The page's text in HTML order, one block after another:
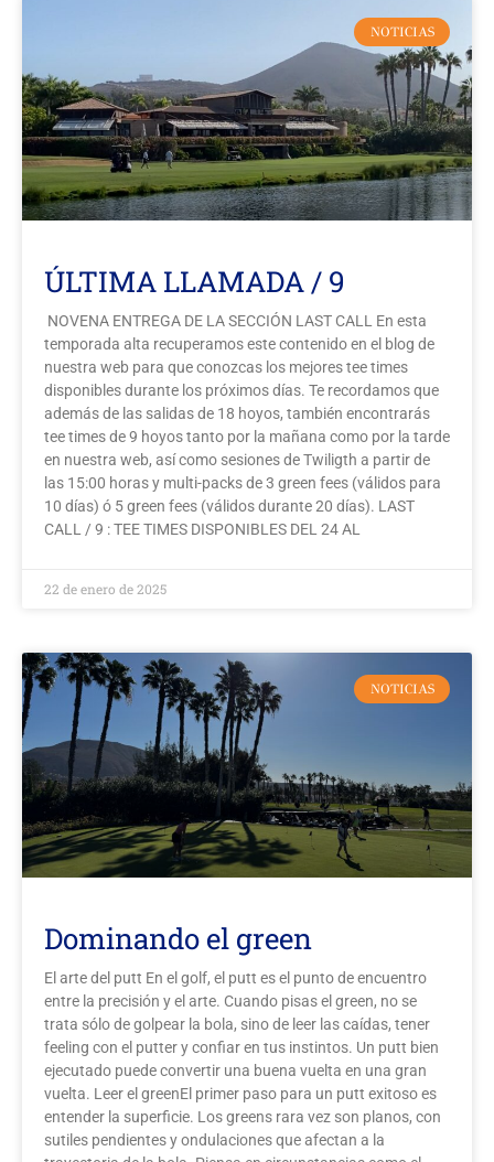
NOTICIAS
ÚLTIMA LLAMADA / 9
NOVENA ENTREGA DE LA SECCIÓN LAST CALL En esta
temporada alta recuperamos este contenido en el blog de
nuestra web para que conozcas los mejores tee times
disponibles durante los próximos días. Te recordamos que
además de las salidas de 18 hoyos, también encontrarás
tee times de 9 hoyos tanto por la mañana como por la tarde
en nuestra web, así como sesiones de Twiligth a partir de
las 15:00 horas y multi-packs de 3 green fees (válidos para
10 días) ó 5 green fees (válidos durante 20 días). LAST
CALL / 9 : TEE TIMES DISPONIBLES DEL 24 AL
22 de enero de 2025
NOTICIAS
Dominando el green
El arte del putt En el golf, el putt es el punto de encuentro
entre la precisión y el arte. Cuando pisas el green, no se
trata sólo de golpear la bola, sino de leer las caídas, tener
feeling con el putter y confiar en tus instintos. Un putt bien
ejecutado puede convertir una buena vuelta en una gran
vuelta. Leer el greenEl primer paso para un putt exitoso es
entender la superficie. Los greens rara vez son planos, con
sutiles pendientes y ondulaciones que afectan a la